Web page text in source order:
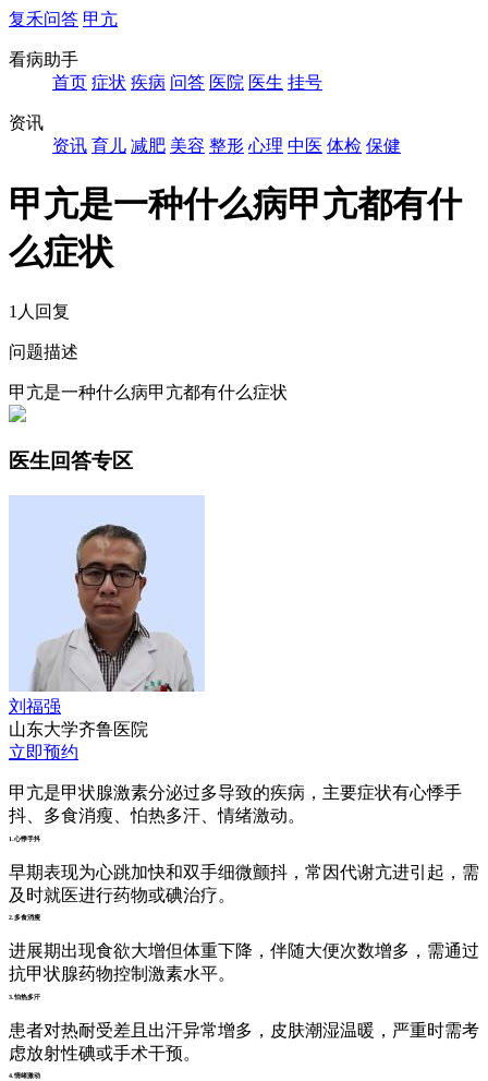
复禾问答 甲亢
看病助手
首页 症状 疾病 问答 医院 医生 挂号
资讯
资讯 育儿 减肥 美容 整形 心理 中医 体检 保健
甲亢是一种什么病甲亢都有什
么症状
1人回复
问题描述
甲亢是一种什么病甲亢都有什么症状
医生回答专区
刘福强
山东大学齐鲁医院
立即预约
甲亢是甲状腺激素分泌过多导致的疾病，主要症状有心悸手
抖、多食消瘦、怕热多汗、情绪激动。
1.心悸手抖
早期表现为心跳加快和双手细微颤抖，常因代谢亢进引起，需
及时就医进行药物或碘治疗。
2.多食消瘦
进展期出现食欲大增但体重下降，伴随大便次数增多，需通过
抗甲状腺药物控制激素水平。
3.怕热多汗
患者对热耐受差且出汗异常增多，皮肤潮湿温暖，严重时需考
虑放射性碘或手术干预。
4.情绪激动